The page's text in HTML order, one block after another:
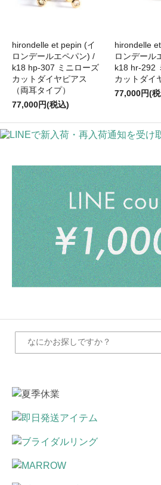
hirondelle et pepin (イ
ロンデールエペパン) /
k18 hp-307 ミニローズ
カットダイヤピアス
（両耳タイプ）
77,000円(税込)
hirondelle
ロンデール
k18 hr-292
カットダイ
77,000円(